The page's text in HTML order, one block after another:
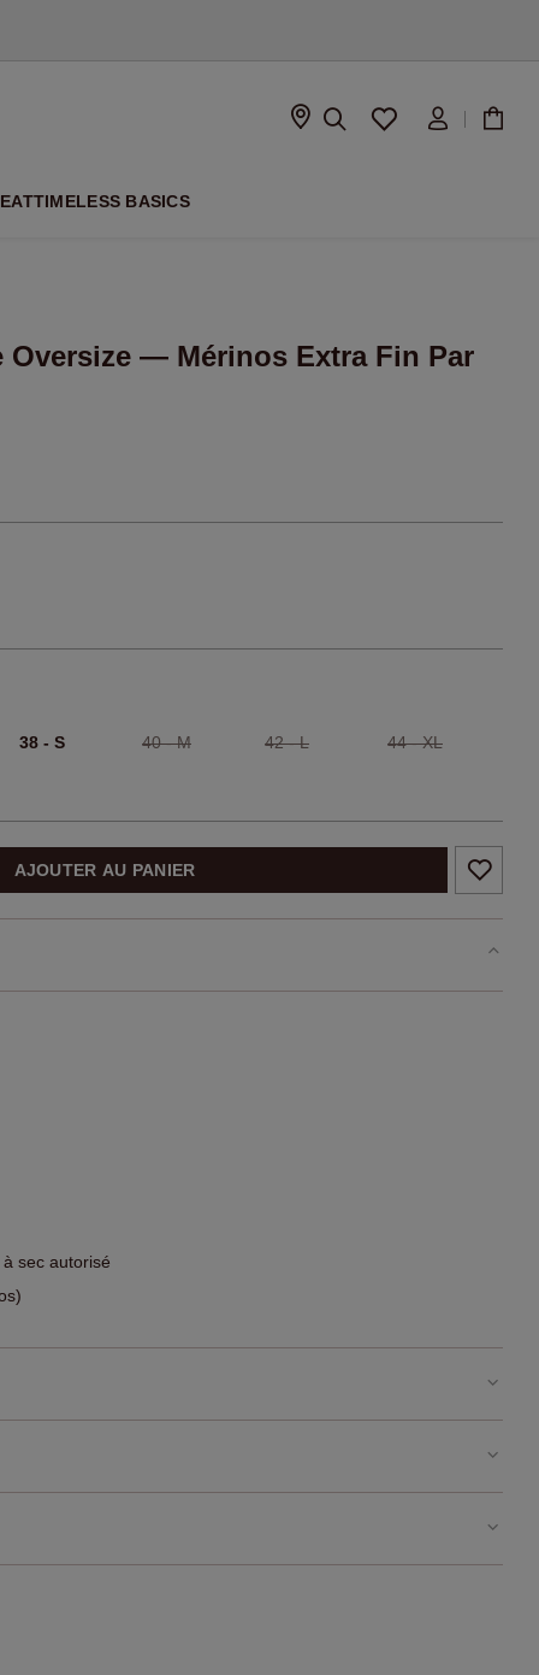
TIMELESS BASICS
Oversize — Mérinos Extra Fin Par
38 - S 40 - M 42 - L 44 - XL
AJOUTER AU PANIER
sec autorisé